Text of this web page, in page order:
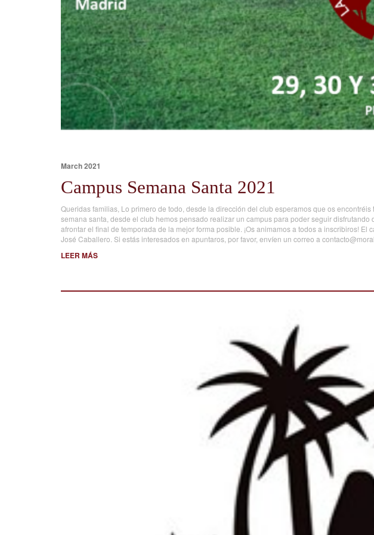
March 2021
Campus Semana Santa 2021
Queridas familias, Lo primero de todo, desde la dirección del club esperamos que os
semana santa, desde el club hemos pensado realizar un campus para poder seguir
afrontar el final de temporada de la mejor forma posible. ¡Os animamos a todos a inscribiros!
José Caballero. Si estás interesados en apuntaros, por favor, envíen un correo a
LEER MÁS